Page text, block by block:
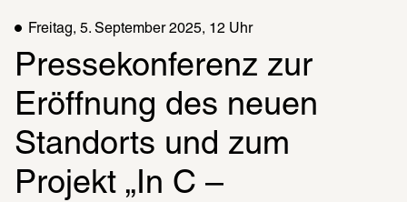
Freitag, 5. September 2025, 12 Uhr
Pressekonferenz zur
Eröffnung des neuen
Standorts und zum
Projekt „In C –